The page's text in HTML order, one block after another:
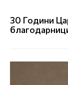
30 Години